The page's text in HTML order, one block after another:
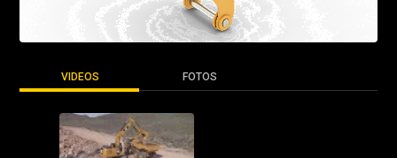
VIDEOS FOTOS